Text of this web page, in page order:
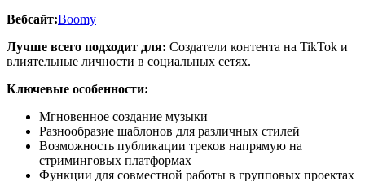
Вебсайт:Boomy
Лучше всего подходит для: Создатели контента на TikTok и
влиятельные личности в социальных сетях.
Ключевые особенности:
Мгновенное создание музыки
Разнообразие шаблонов для различных стилей
Возможность публикации треков напрямую на
стриминговых платформах
Функции для совместной работы в групповых проектах